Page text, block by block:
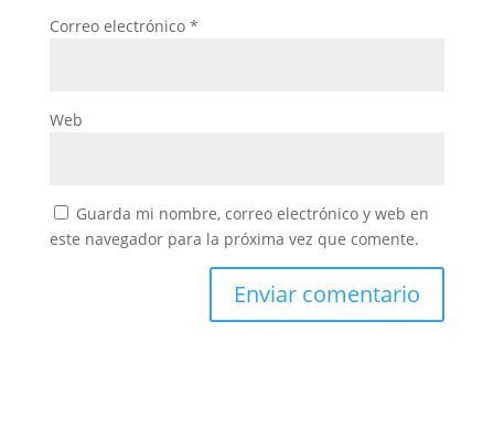
Correo electrónico *
Web
Guarda mi nombre, correo electrónico y web en
este navegador para la próxima vez que comente.